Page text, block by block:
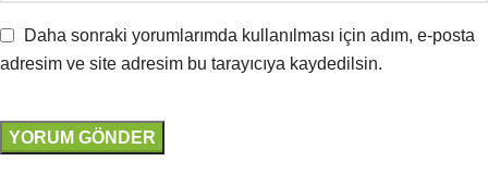
Daha sonraki yorumlarımda kullanılması için adım, e-posta
adresim ve site adresim bu tarayıcıya kaydedilsin.